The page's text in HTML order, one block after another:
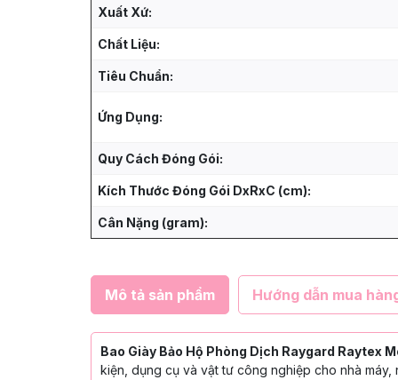
Xuất Xứ:
Chất Liệu:
Tiêu Chuẩn:
Ứng Dụng:
Quy Cách Đóng Gói:
Kích Thước Đóng Gói DxRxC (cm):
Cân Nặng (gram):
Mô tả sản phẩm Hướng dẫn mua
Bao Giày Bảo Hộ Phòng Dịch Raygard Raytex
kiện, dụng cụ và vật tư công nghiệp cho nhà máy,